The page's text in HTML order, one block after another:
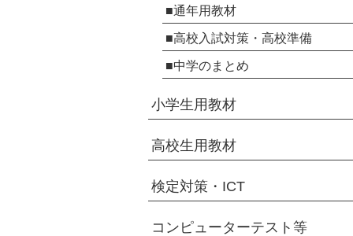
■通年用教材
■高校入試対策・高校準備
■中学のまとめ
小学生用教材
高校生用教材
検定対策・ICT
コンピューターテスト等